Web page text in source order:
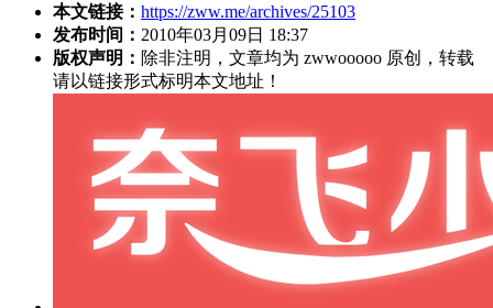
本文链接： https://zww.me/archives/25103
发布时间： 2010年03月09日 18:37
版权声明： 除非注明，文章均为 zwwooooo 原创，转载
请以链接形式标明本文地址！